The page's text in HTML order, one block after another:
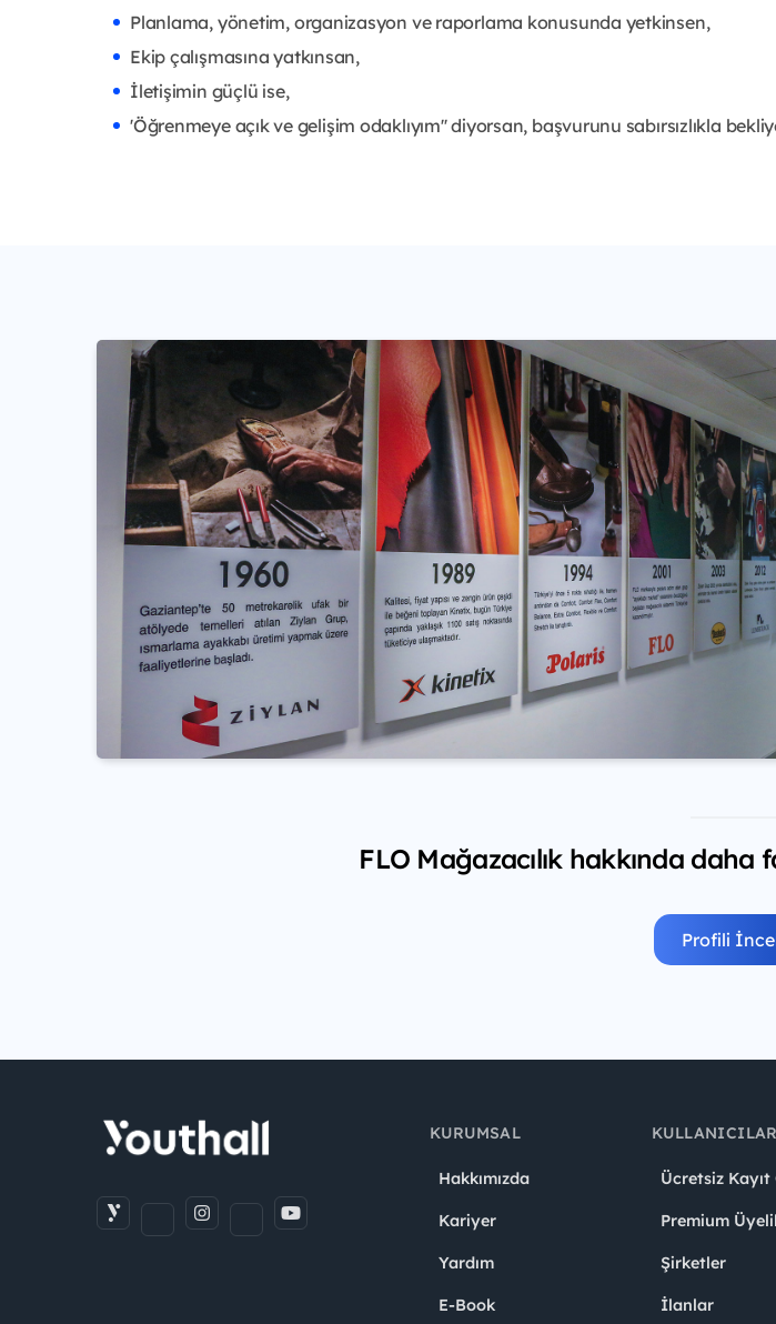
Planlama, yönetim, organizasyon ve raporlama konusunda yetkinsen,
Ekip çalışmasına yatkınsan,
İletişimin güçlü ise,
'Öğrenmeye açık ve gelişim odaklıyım'' diyorsan, başvurunu sabırsızlıkla
FLO Mağazacılık hakkında
Profili
KURUMSAL
Hakkımızda
Kariyer
Yardım
E-Book
KULLANICILAR
Ücretsiz Kayıt
Premium
Şirketler
İlanlar